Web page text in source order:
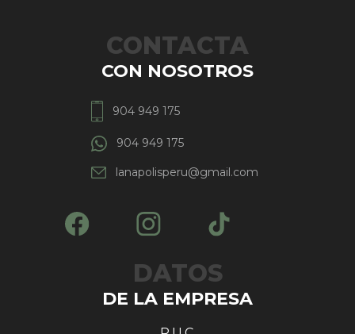
CONTACTA
CON NOSOTROS
904 949 175
904 949 175
lanapolisperu@gmail.com
DATOS
DE LA EMPRESA